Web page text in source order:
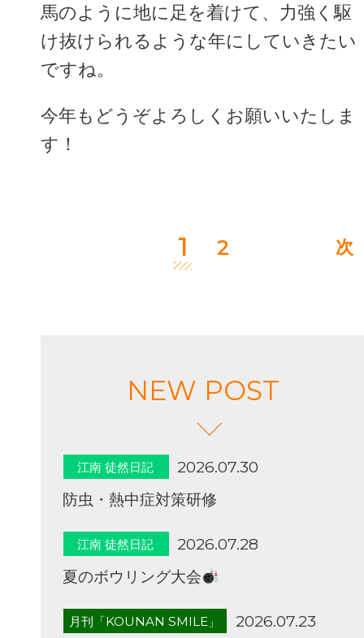
馬のように地に足を着けて、力強く駆
け抜けられるような年にしていきたい
ですね。
今年もどうぞよろしくお願いいたしま
す！
1 2 次
NEW POST
江南 徒然日記
2026.07.30
防虫・熱中症対策研修
江南 徒然日記
2026.07.28
夏のボウリング大会
月刊「KOUNAN SMILE」
2026.07.23